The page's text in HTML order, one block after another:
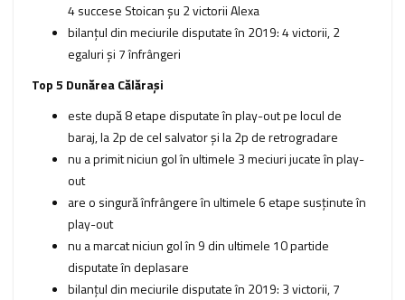
4 succese Stoican şu 2 victorii Alexa
bilanţul din meciurile disputate în 2019: 4 victorii, 2
egaluri şi 7 înfrângeri
Top 5 Dunărea Călărași
este după 8 etape disputate în play-out pe locul de
baraj, la 2p de cel salvator şi la 2p de retrogradare
nu a primit niciun gol în ultimele 3 meciuri jucate în play-
out
are o singură înfrângere în ultimele 6 etape susţinute în
play-out
nu a marcat niciun gol în 9 din ultimele 10 partide
disputate în deplasare
bilanţul din meciurile disputate în 2019: 3 victorii, 7